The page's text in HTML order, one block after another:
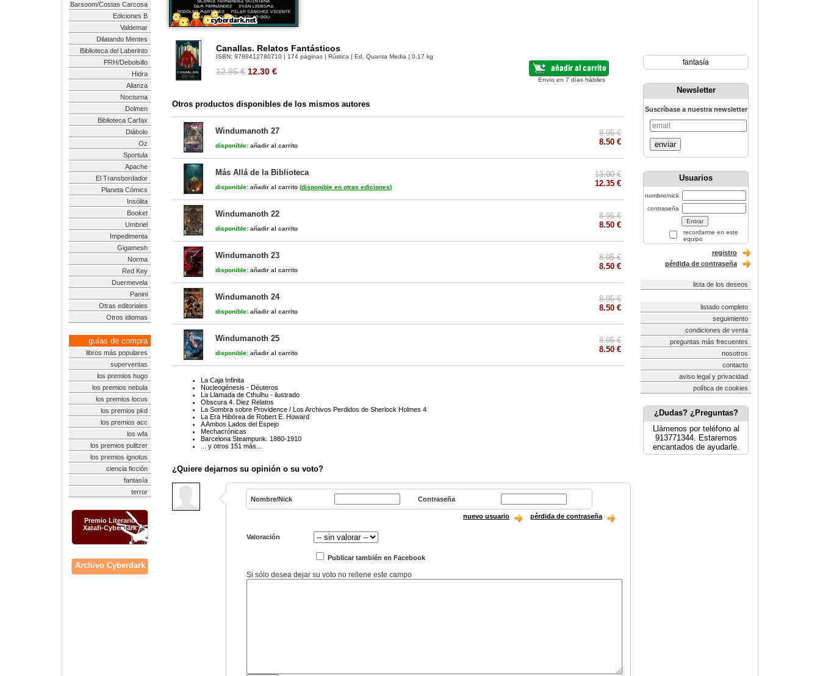
Barsoom/Costas Carcosa
Ediciones B
Valdemar
Dilatando Mentes
Biblioteca del Laberinto
PRH/Debolsillo
Hidra
Alianza
Nocturna
Dolmen
Biblioteca Carfax
Diábolo
Oz
Sportula
Apache
El Transbordador
Planeta Cómics
Insólita
Booket
Umbriel
Impedimenta
Gigamesh
Norma
Red Key
Duermevela
Panini
Otras editoriales
Otros idiomas
guías de compra
libros más populares
superventas
los premios hugo
los premios nebula
los premios locus
los premios pkd
los premios acc
los wfa
los premios pulitzer
los premios ignotus
ciencia ficción
fantasía
terror
Premio Literario
Xatafi-Cyberdark
Archivo Cyberdark
Canallas. Relatos Fantásticos
ISBN: 9788412780710 | 174 páginas | Rústica | Ed. Quanta Media | 0.17 kg
12.95 € 12.30 €
Envío en 7 días hábiles
Otros productos disponibles de los mismos autores
Windumanoth 27
disponible: añadir al carrito
8.95 €
8.50 €
Más Allá de la Biblioteca
disponible: añadir al carrito (disponible en otras ediciones)
13.00 €
12.35 €
Windumanoth 22
disponible: añadir al carrito
8.95 €
8.50 €
Windumanoth 23
disponible: añadir al carrito
8.95 €
8.50 €
Windumanoth 24
disponible: añadir al carrito
8.95 €
8.50 €
Windumanoth 25
disponible: añadir al carrito
8.95 €
8.50 €
La Caja Infinita
Nucleogénesis - Déuteros
La Llamada de Cthulhu - ilustrado
Obscura 4. Diez Relatos
La Sombra sobre Providence / Los Archivos Perdidos de Sherlock Holmes 4
La Era Hibórea de Robert E. Howard
A Ambos Lados del Espejo
Mechacrónicas
Barcelona Steampunk. 1880-1910
... y otros 151 más...
¿Quiere dejarnos su opinión o su voto?
Nombre/Nick Contraseña
nuevo usuario pérdida de contraseña
Valoración
Publicar también en Facebook
Si sólo desea dejar su voto no rellene este campo
fantasía
Newsletter
Suscríbase a nuestra newsletter
enviar
Usuarios
nombre/nick
contraseña
recordarme en este
equipo
registro
pérdida de contraseña
lista de los deseos
listado completo
seguimiento
condiciones de venta
preguntas más frecuentes
nosotros
contacto
aviso legal y privacidad
política de cookies
¿Dudas? ¿Preguntas?
Llámenos por teléfono al
913771344. Estaremos
encantados de ayudarle.